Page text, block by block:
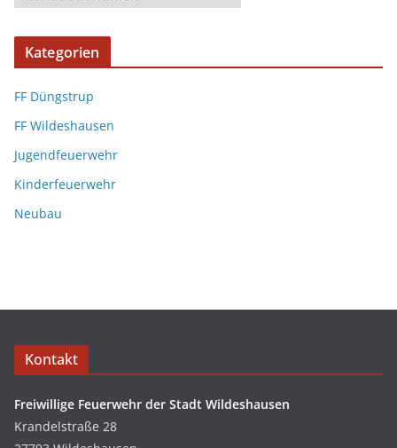
Kategorien
FF Düngstrup
FF Wildeshausen
Jugendfeuerwehr
Kinderfeuerwehr
Neubau
Kontakt
Freiwillige Feuerwehr der Stadt Wildeshausen
Krandelstraße 28